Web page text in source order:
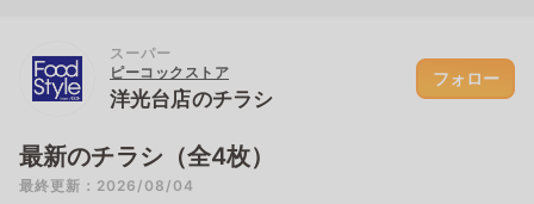
スーパー
ピーコックストア
洋光台店のチラシ
フォロー
最新のチラシ（全4枚）
最終更新：2026/08/04